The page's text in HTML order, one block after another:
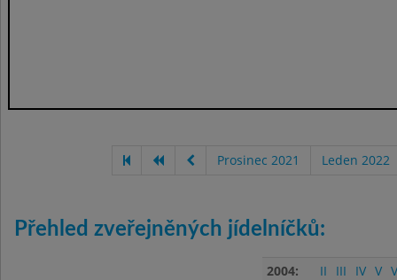
Prosinec 2021 Leden 2022
Přehled zveřejněných jídelníčků:
2004: II III IV V